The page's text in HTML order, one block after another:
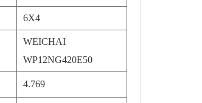
6X4
WEICHAI
WP12NG420E50
4.769